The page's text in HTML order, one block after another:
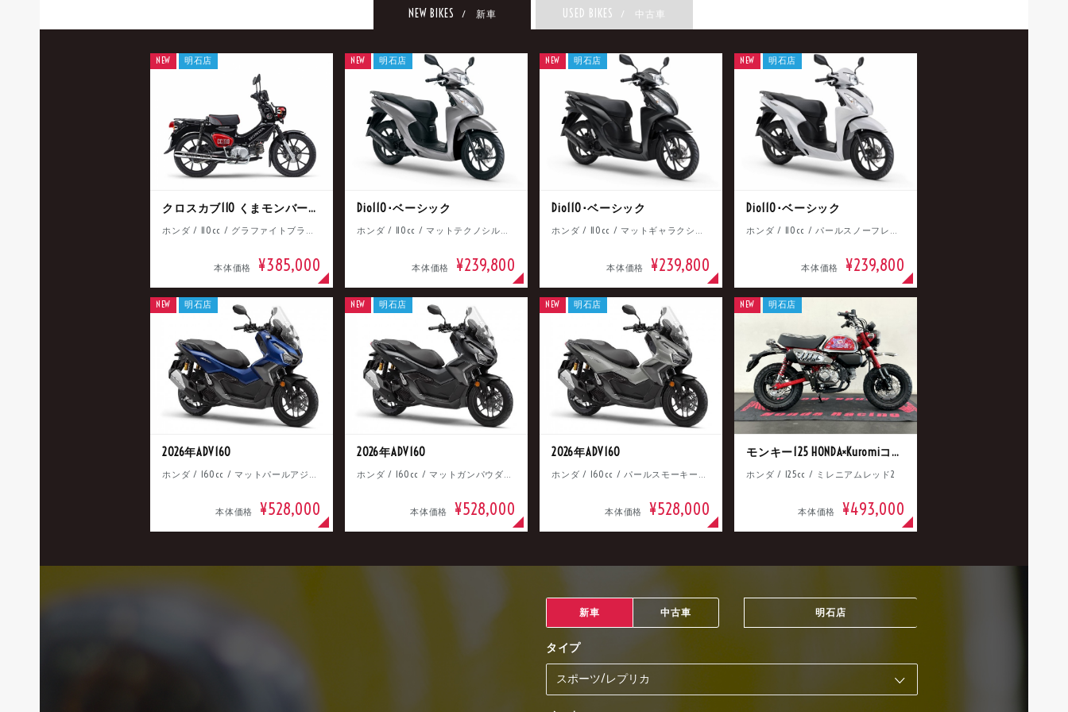
NEW BIKES / 新車 USED BIKES / 中古車
クロスカブ110 くまモンバージョン
ホンダ / 110cc / グラファイトブラック
本体価格 ¥385,000
NEW 明石店
Dio110･ベーシック
ホンダ / 110cc / マットテクノシルバーメタリック
本体価格 ¥239,800
NEW 明石店
Dio110･ベーシック
ホンダ / 110cc / マットギャラクシーブラックメタリック
本体価格 ¥239,800
NEW 明石店
Dio110･ベーシック
ホンダ / 110cc / パールスノーフレークホワイト
本体価格 ¥239,800
NEW 明石店
2026年ADV160
ホンダ / 160cc / マットパールアジャイルブルー
本体価格 ¥528,000
NEW 明石店
2026年ADV160
ホンダ / 160cc / マットガンパウダーブラックメタリック
本体価格 ¥528,000
NEW 明石店
2026年ADV160
ホンダ / 160cc / パールスモーキーグレー
本体価格 ¥528,000
NEW 明石店
モンキー125 HONDA×Kuromiコラボ
ホンダ / 125cc / ミレニアムレッド2
本体価格 ¥493,000
NEW 明石店
新車 中古車 明石店
タイプ